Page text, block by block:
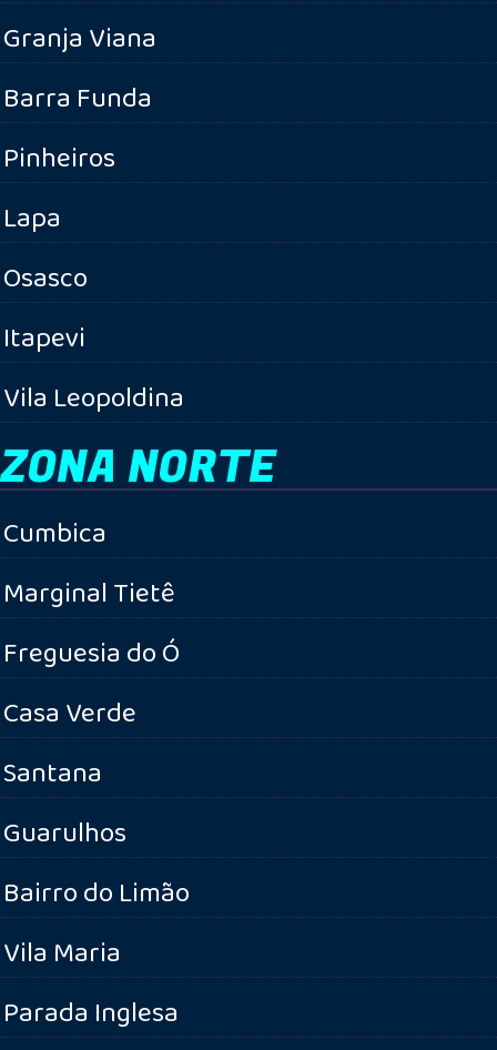
Granja Viana
Barra Funda
Pinheiros
Lapa
Osasco
Itapevi
Vila Leopoldina
ZONA NORTE
Cumbica
Marginal Tietê
Freguesia do Ó
Casa Verde
Santana
Guarulhos
Bairro do Limão
Vila Maria
Parada Inglesa